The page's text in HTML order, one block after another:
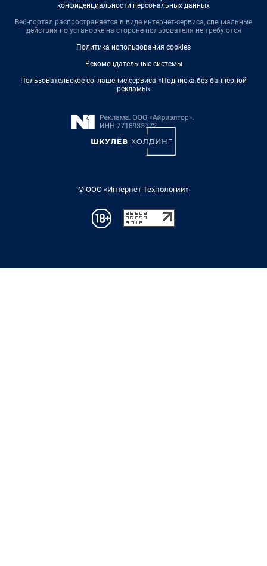
конфиденциальности персональных данных
Веб-портал распространяется в виде интернет-сервиса, специальные
действия по установке на стороне пользователя не требуются
Политика использования cookies
Рекомендательные системы
Пользовательское соглашение сервиса «Подписка без баннерной
рекламы»
© ООО «Интернет Технологии»